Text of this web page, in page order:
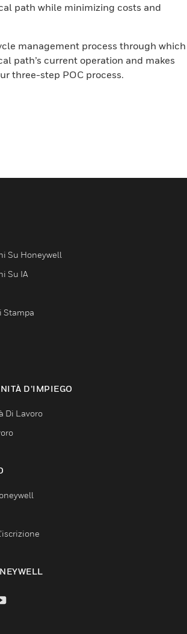
path while minimizing costs and
management process through which
path’s current operation and makes
three-step POC process.
Su Honeywell
Su IA
Stampa
D’IMPIEGO
Di Lavoro